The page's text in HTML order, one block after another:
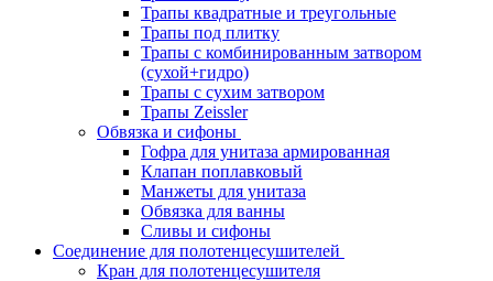
Трапы квадратные и треугольные
Трапы под плитку
Трапы с комбинированным затвором
(сухой+гидро)
Трапы с сухим затвором
Трапы Zeissler
Обвязка и сифоны
Гофра для унитаза армированная
Клапан поплавковый
Манжеты для унитаза
Обвязка для ванны
Сливы и сифоны
Соединение для полотенцесушителей
Кран для полотенцесушителя